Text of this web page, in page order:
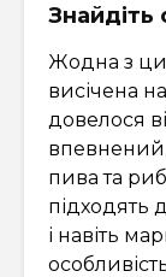
Знайдіть
Жодна з
висічена
довелося
пива та
підходять
і навіть